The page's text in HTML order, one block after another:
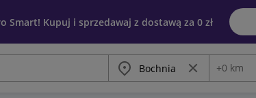
Smart! Kupuj i sprzedawaj z dostawą za 0 zł
Miasto Wyczyść frazę
Odległość
+0 km